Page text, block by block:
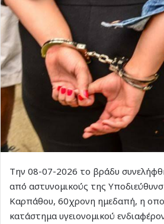
Την 08-07-2026 το βράδυ
από αστυνομικούς της
Καρπάθου, 60χρονη ημεδαπή, η
κατάστημα υγειονομικού